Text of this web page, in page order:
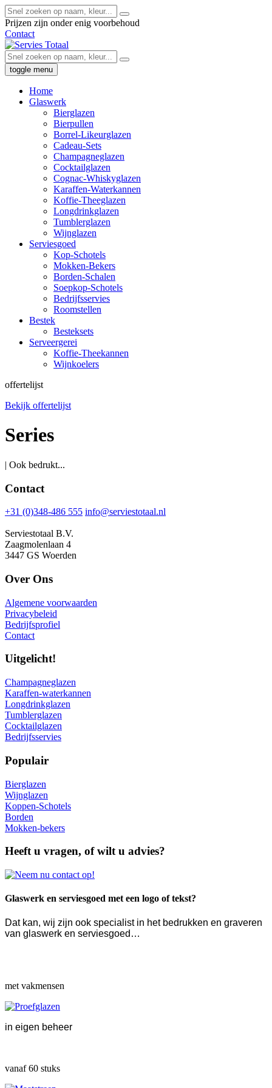
Prijzen zijn onder enig voorbehoud
Contact
toggle menu
Home
Glaswerk
Bierglazen
Bierpullen
Borrel-Likeurglazen
Cadeau-Sets
Champagneglazen
Cocktailglazen
Cognac-Whiskyglazen
Karaffen-Waterkannen
Koffie-Theeglazen
Longdrinkglazen
Tumblerglazen
Wijnglazen
Serviesgoed
Kop-Schotels
Mokken-Bekers
Borden-Schalen
Soepkop-Schotels
Bedrijfsservies
Roomstellen
Bestek
Besteksets
Serveergerei
Koffie-Theekannen
Wijnkoelers
offertelijst
Bekijk offertelijst
Series
| Ook bedrukt...
Contact
+31 (0)348-486 555 info@serviestotaal.nl
Serviestotaal B.V.
Zaagmolenlaan 4
3447 GS Woerden
Over Ons
Algemene voorwaarden
Privacybeleid
Bedrijfsprofiel
Contact
Uitgelicht!
Champagneglazen
Karaffen-waterkannen
Longdrinkglazen
Tumblerglazen
Cocktailglazen
Bedrijfsservies
Populair
Bierglazen
Wijnglazen
Koppen-Schotels
Borden
Mokken-bekers
Heeft u vragen, of wilt u advies?
Glaswerk en serviesgoed met een logo of tekst?
Dat kan, wij zijn ook specialist in het bedrukken en graveren
van glaswerk en serviesgoed…
met vakmensen
in eigen beheer
vanaf 60 stuks